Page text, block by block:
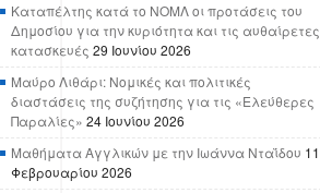
Καταπέλτης κατά το ΝΟΜΛ οι προτάσεις του
Δημοσίου για την κυριότητα και τις αυθαίρετες
κατασκευές 29 Ιουνίου 2026
Μαύρο Λιθάρι: Νομικές και πολιτικές
διαστάσεις της συζήτησης για τις «Ελεύθερες
Παραλίες» 24 Ιουνίου 2026
Μαθήματα Αγγλικών με την Ιωάννα Νταΐδου 11
Φεβρουαρίου 2026